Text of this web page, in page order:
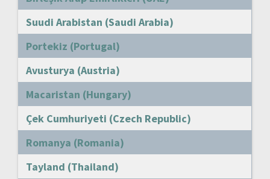
Suudi Arabistan (Saudi Arabia)
Portekiz (Portugal)
Avusturya (Austria)
Macaristan (Hungary)
Çek Cumhuriyeti (Czech Republic)
Romanya (Romania)
Tayland (Thailand)